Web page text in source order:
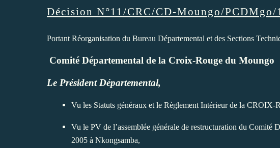
Décision N°11/CRC/CD-Moungo/PCDMgo/
Portant Réorganisation du Bureau Départemental et des Sections
Comité Départemental de la Croix-Rouge du Moungo
Le Président Départemental,
Vu les Statuts généraux et le Règlement Intérieur de la
Vu le PV de l’assemblée générale de restructuration du Comité
2005 à Nkongsamba,